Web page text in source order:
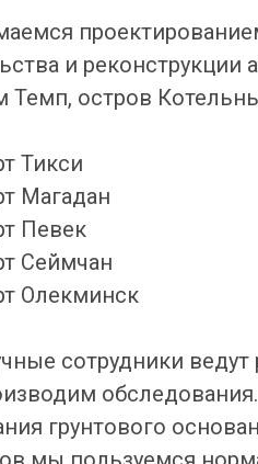
и
Темп, остров
Тикси
Магадан
Певек
Сеймчан
Олекминск
сотрудники
грунтового